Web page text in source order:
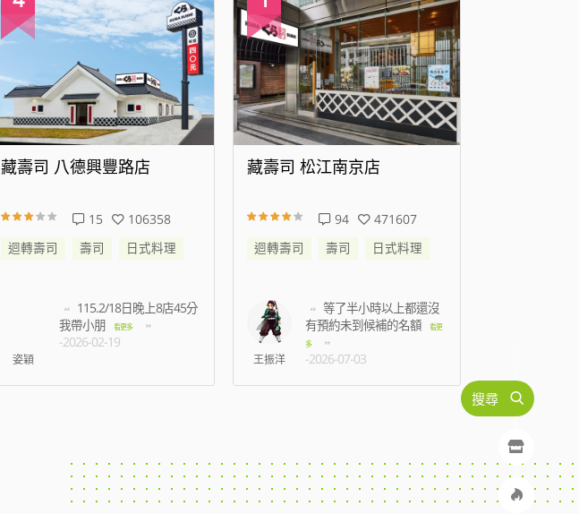
搜尋
藏壽司 松江南京店
94
471607
迴轉壽司
壽司 日式料理
王振洋
等了半小時以上都還沒
有預約未到候補的名額
多
藏壽司 高雄時代大道店
138
343611
迴轉壽司
壽司 日式料理
C人
準備結帳時候蟑螂跑到
身上，2名店員只是默
看更
多
-2026-07-15